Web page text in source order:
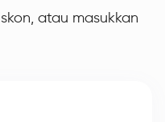
atau masukkan